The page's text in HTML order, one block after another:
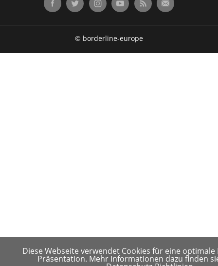
Diese Webseite verwendet Cookies für eine
Präsentation. Mehr Informationen dazu finden
© borderline-europe